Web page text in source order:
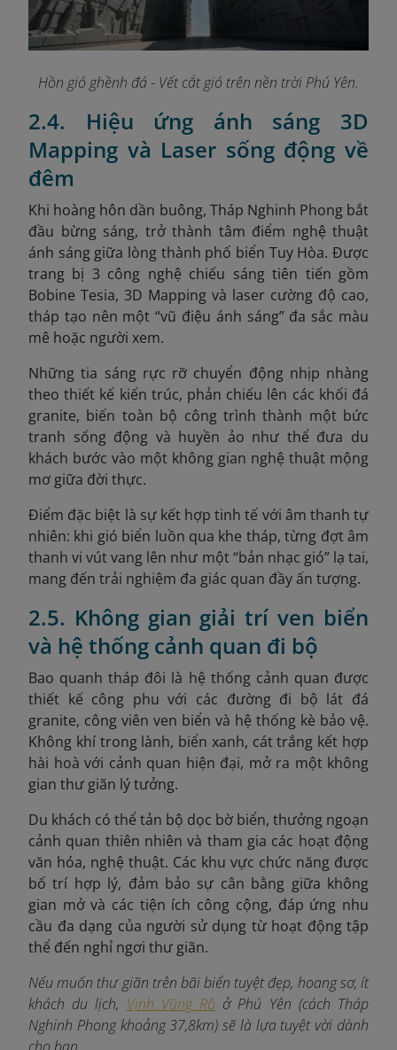
Hồn gió ghềnh đá - Vết cắt gió trên nền trời Phú Yên.
2.4. Hiệu ứng ánh sáng 3D
Mapping và Laser sống động về
đêm
Khi hoàng hôn dần buông, Tháp Nghinh Phong bắt
đầu bừng sáng, trở thành tâm điểm nghệ thuật
ánh sáng giữa lòng thành phố biển Tuy Hòa. Được
trang bị 3 công nghệ chiếu sáng tiên tiến gồm
Bobine Tesia, 3D Mapping và laser cường độ cao,
tháp tạo nên một “vũ điệu ánh sáng” đa sắc màu
mê hoặc người xem.
Những tia sáng rực rỡ chuyển động nhịp nhàng
theo thiết kế kiến trúc, phản chiếu lên các khối đá
granite, biến toàn bộ công trình thành một bức
tranh sống động và huyền ảo như thể đưa du
khách bước vào một không gian nghệ thuật mộng
mơ giữa đời thực.
Điểm đặc biệt là sự kết hợp tinh tế với âm thanh tự
nhiên: khi gió biển luồn qua khe tháp, từng đợt âm
thanh vi vút vang lên như một “bản nhạc gió” lạ tai,
mang đến trải nghiệm đa giác quan đầy ấn tượng.
2.5. Không gian giải trí ven biển
và hệ thống cảnh quan đi bộ
Bao quanh tháp đôi là hệ thống cảnh quan được
thiết kế công phu với các đường đi bộ lát đá
granite, công viên ven biển và hệ thống kè bảo vệ.
Không khí trong lành, biển xanh, cát trắng kết hợp
hài hoà với cảnh quan hiện đại, mở ra một không
gian thư giãn lý tưởng.
Du khách có thể tản bộ dọc bờ biển, thưởng ngoạn
cảnh quan thiên nhiên và tham gia các hoạt động
văn hóa, nghệ thuật. Các khu vực chức năng được
bố trí hợp lý, đảm bảo sự cân bằng giữa không
gian mở và các tiện ích công cộng, đáp ứng nhu
cầu đa dạng của người sử dụng từ hoạt động tập
thể đến nghỉ ngơi thư giãn.
Nếu muốn thư giãn trên bãi biển tuyệt đẹp, hoang sơ, ít
khách du lịch, Vịnh Vũng Rô ở Phú Yên (cách Tháp
Nghinh Phong khoảng 37,8km) sẽ là lựa tuyệt vời dành
cho bạn.